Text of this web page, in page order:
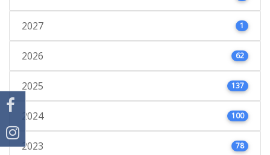
2027 1
2026 62
2025 137
2024 100
2023 78